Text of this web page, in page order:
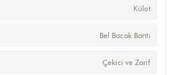
Külot
Bel Bacak Bantı
Çekici ve Zarif